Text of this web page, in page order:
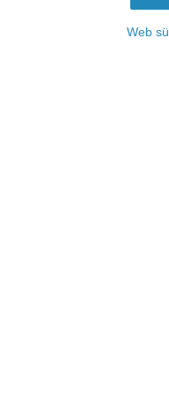
Web